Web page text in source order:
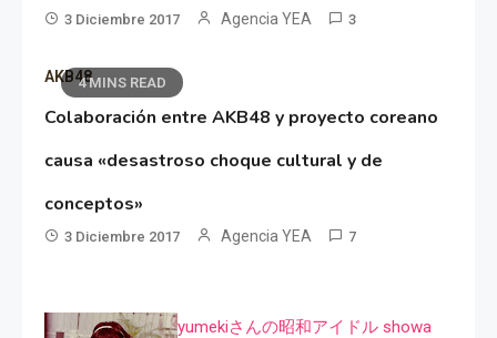
3 Diciembre 2017 Agencia YEA 3
4 MINS READ
AKB48
Colaboración entre AKB48 y proyecto coreano
causa «desastroso choque cultural y de
conceptos»
3 Diciembre 2017 Agencia YEA 7
yumekiさんの昭和アイドル showa